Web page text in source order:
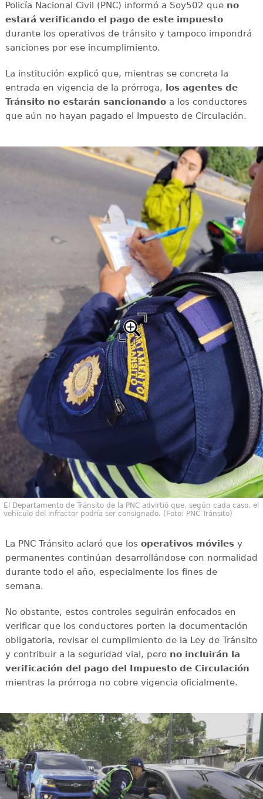
Policía Nacional Civil (PNC) informó a Soy502 que no
estará verificando el pago de este impuesto
durante los operativos de tránsito y tampoco impondrá
sanciones por ese incumplimiento.
La institución explicó que, mientras se concreta la
entrada en vigencia de la prórroga, los agentes de
Tránsito no estarán sancionandoa los conductores
que aún no hayan pagado el Impuesto de Circulación.
El Departamento de Tránsito de la PNC advirtió que, según cada caso, el
vehículo del infractor podría ser consignado. (Foto: PNC Tránsito)
La PNC Tránsito aclaró que los operativos móvilesy
permanentes continúan desarrollándose con normalidad
durante todo el año, especialmente los fines de
semana.
No obstante, estos controles seguirán enfocados en
verificar que los conductores porten la documentación
obligatoria, revisar el cumplimiento de la Ley de Tránsito
y contribuir a la seguridad vial, pero no incluirán la
verificación del pago del Impuesto de Circulación
mientras la prórroga no cobre vigencia oficialmente.